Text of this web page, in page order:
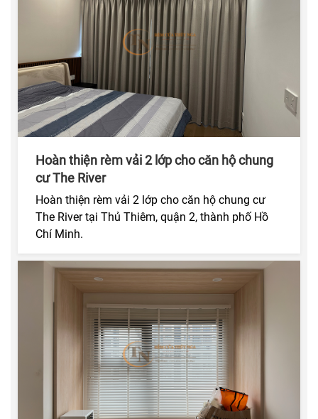
Hoàn thiện rèm vải 2 lớp cho căn hộ chung
cư The River
Hoàn thiện rèm vải 2 lớp cho căn hộ chung cư
The River tại Thủ Thiêm, quận 2, thành phố Hồ
Chí Minh.